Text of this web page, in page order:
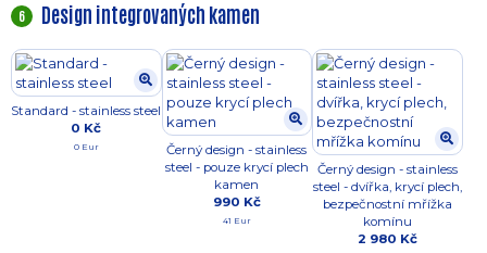
6 Design integrovaných kamen
Standard - stainless steel
0 Kč
0 Eur
Černý design - stainless
steel - pouze krycí plech
kamen
990 Kč
41 Eur
Černý design - stainless
steel - dvířka, krycí plech,
bezpečnostní mřížka
komínu
2 980 Kč